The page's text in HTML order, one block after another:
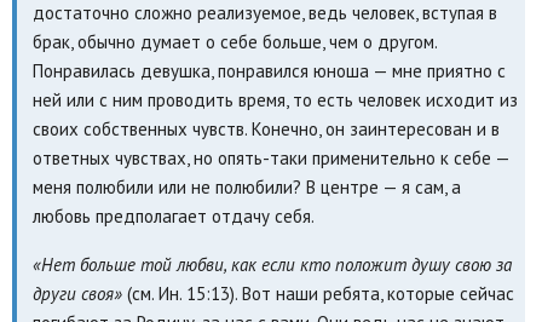
достаточно сложно реализуемое, ведь человек, вступая в
брак, обычно думает о себе больше, чем о другом.
Понравилась девушка, понравился юноша — мне приятно с
ней или с ним проводить время, то есть человек исходит из
своих собственных чувств. Конечно, он заинтересован и в
ответных чувствах, но опять-таки применительно к себе —
меня полюбили или не полюбили? В центре — я сам, а
любовь предполагает отдачу себя.
«Нет больше той любви, как если кто положит душу свою за
други своя»(см. Ин. 15:13). Вот наши ребята, которые сейчас